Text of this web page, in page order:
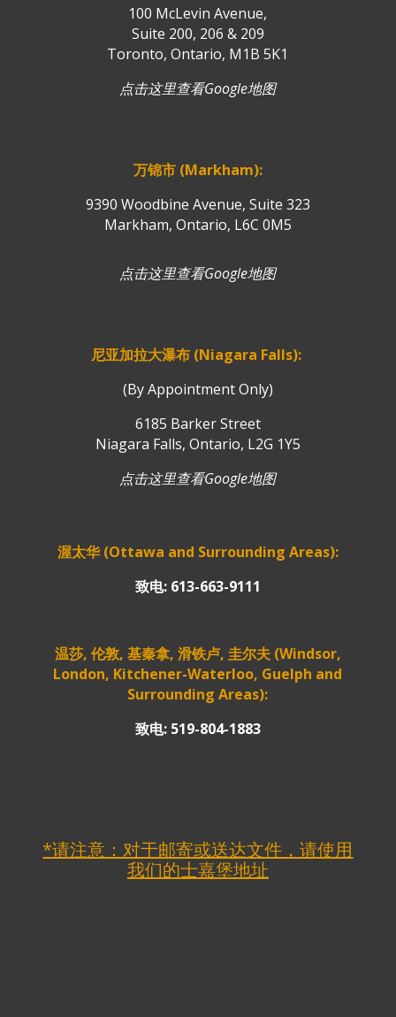
100 McLevin Avenue,
Suite 200, 206 & 209
Toronto, Ontario, M1B 5K1
点击这里查看Google地图
万锦市 (Markham):
9390 Woodbine Avenue, Suite 323
Markham, Ontario, L6C 0M5
点击这里查看Google地图
尼亚加拉大瀑布 (Niagara Falls):
(By Appointment Only)
6185 Barker Street
Niagara Falls, Ontario, L2G 1Y5
点击这里查看Google地图
渥太华 (Ottawa and Surrounding Areas):
致电: 613-663-9111
温莎, 伦敦, 基秦拿, 滑铁卢, 圭尔夫 (Windsor,
London, Kitchener-Waterloo, Guelph and
Surrounding Areas):
致电: 519-804-1883
*请注意：对于邮寄或送达文件，请使用
我们的士嘉堡地址